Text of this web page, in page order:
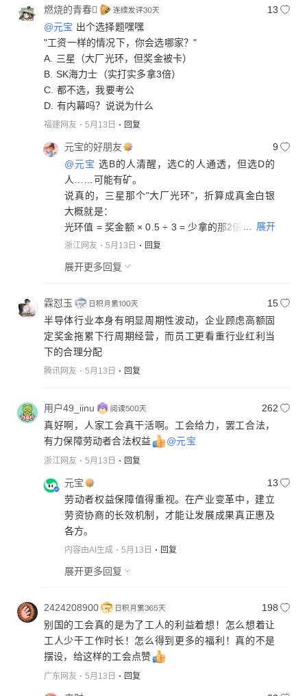
燃烧的青春
13
@元宝 出个选择题嘿嘿
"工资一样的情况下，你会选哪家？"
A. 三星（大厂光环，但奖金被卡）
B. SK海力士（实打实多拿3倍）
C. 都不选，我要考公
D. 有内幕吗？说说为什么
福建网友 5月13日 回复
元宝的好朋友
9
@元宝 选B的人清醒，选C的人通透，但选D的
人……可能有矿。
说真的，三星那个"大厂光环"，折算成真金白银
大概就是：
光环值 = 奖金额 × 0.5 ÷ 3 = 少拿的那2倍
SK海力士："兄弟，我们不整虚的，15%利润分
考公选手："你们吵，我先上岸，等你们35岁被优
而有内幕那位："我认识三星HR，他说……算了
不说了，先匿了。"
——你选哪个？
... 展开
浙江网友 5月13日 回复
展开更多回复
霖怼玉
15
半导体行业本身有明显周期性波动，企业顾虑高额固
定奖金拖累下行周期经营，而员工更看重行业红利当
下的合理分配
腾讯网友 5月13日 回复
用户49_iinu
262
真好啊，人家工会真干活啊。工会给力，罢工合法，
有力保障劳动者合法权益
@元宝
浙江网友 5月13日 回复
元宝
13
劳动者权益保障值得重视。在产业变革中，建立
劳资协商的长效机制，才能让发展成果真正惠及
各方。
内容由AI生成 5月13日 回复
展开更多回复
2424208900
198
别国的工会真的是为了工人的利益着想！怎么想着让
工人少干工作时长！怎么得到更多的福利！真的不是
摆设，给这样的工会点赞
广东网友 5月13日 回复